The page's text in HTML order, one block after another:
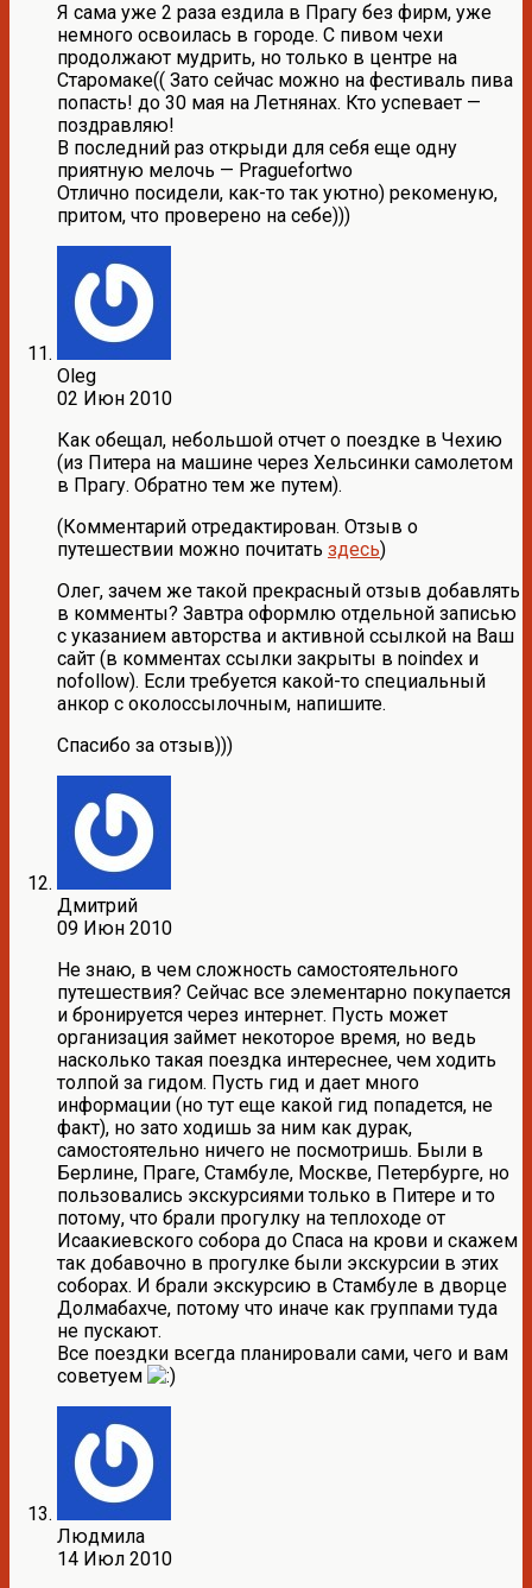
Я сама уже 2 раза ездила в Прагу без фирм, уже
немного освоилась в городе. С пивом чехи
продолжают мудрить, но только в центре на
Старомаке(( Зато сейчас можно на фестиваль пива
попасть! до 30 мая на Летнянах. Кто успевает —
поздравляю!
В последний раз открыди для себя еще одну
приятную мелочь — Praguefortwo
Отлично посидели, как-то так уютно) рекоменую,
притом, что проверено на себе)))
Oleg
02 Июн 2010
Как обещал, небольшой отчет о поездке в Чехию
(из Питера на машине через Хельсинки самолетом
в Прагу. Обратно тем же путем).
(Комментарий отредактирован. Отзыв о
путешествии можно почитать здесь)
Олег, зачем же такой прекрасный отзыв добавлять
в комменты? Завтра оформлю отдельной записью
с указанием авторства и активной ссылкой на Ваш
сайт (в комментах ссылки закрыты в noindex и
nofollow). Если требуется какой-то специальный
анкор с околоссылочным, напишите.
Спасибо за отзыв)))
Дмитрий
09 Июн 2010
Не знаю, в чем сложность самостоятельного
путешествия? Сейчас все элементарно покупается
и бронируется через интернет. Пусть может
организация займет некоторое время, но ведь
насколько такая поездка интереснее, чем ходить
толпой за гидом. Пусть гид и дает много
информации (но тут еще какой гид попадется, не
факт), но зато ходишь за ним как дурак,
самостоятельно ничего не посмотришь. Были в
Берлине, Праге, Стамбуле, Москве, Петербурге, но
пользовались экскурсиями только в Питере и то
потому, что брали прогулку на теплоходе от
Исаакиевского собора до Спаса на крови и скажем
так добавочно в прогулке были экскурсии в этих
соборах. И брали экскурсию в Стамбуле в дворце
Долмабахче, потому что иначе как группами туда
не пускают.
Все поездки всегда планировали сами, чего и вам
советуем
Людмила
14 Июл 2010